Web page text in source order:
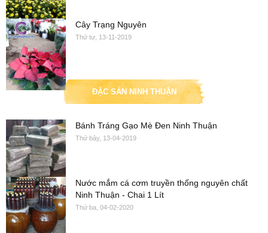
Cây Trạng Nguyên
Thứ tư, 13-11-2019
ĐẶC SẢN NINH THUẬN
Bánh Tráng Gạo Mè Đen Ninh Thuận
Thứ bảy, 13-04-2019
Nước mắm cá cơm truyền thống nguyên chất
Ninh Thuận - Chai 1 Lít
Thứ ba, 04-02-2020